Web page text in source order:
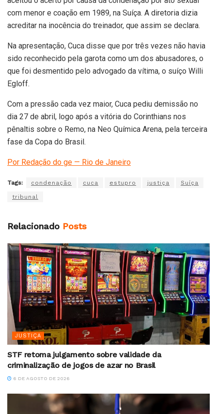
com menor e coação em 1989, na Suíça. A diretoria dizia
acreditar na inocência do treinador, que assim se declara.
Na apresentação, Cuca disse que por três vezes não havia
sido reconhecido pela garota como um dos abusadores, o
que foi desmentido pelo advogado da vítima, o suíço Willi
Egloff.
Com a pressão cada vez maior, Cuca pediu demissão no
dia 27 de abril, logo após a vitória do Corinthians nos
pênaltis sobre o Remo, na Neo Química Arena, pela terceira
fase da Copa do Brasil.
Por Redação do ge — Rio de Janeiro
Tags: condenação cuca estupro justiça Suíça
tribunal
Relacionado Posts
JUSTIÇA
STF retoma julgamento sobre validade da
criminalização de jogos de azar no Brasil
6 DE AGOSTO DE 2026